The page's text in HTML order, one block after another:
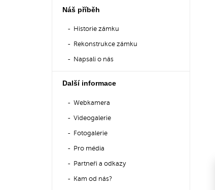
Náš příběh
Historie zámku
Rekonstrukce zámku
Napsali o nás
Další informace
Webkamera
Videogalerie
Fotogalerie
Pro média
Partneři a odkazy
Kam od nás?